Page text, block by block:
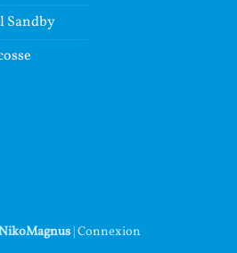
Sandby
|Connexion